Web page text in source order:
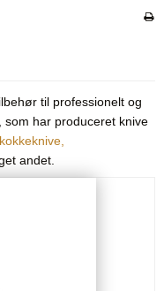
til professionelt og
har produceret knive
kokkeknive
andet.